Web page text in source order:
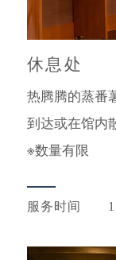
休息处
热腾腾的蒸番
到达或在馆内
※数量有限
服务时间